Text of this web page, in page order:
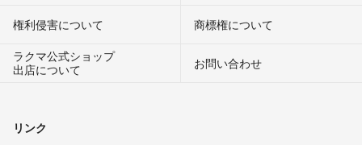
権利侵害について
商標権について
ラクマ公式ショップ
出店について
お問い合わせ
リンク